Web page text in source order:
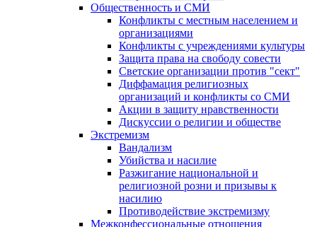
Общественность и СМИ
Конфликты с местным населением и
организациями
Конфликты с учреждениями культуры
Защита права на свободу совести
Светские организации против "сект"
Диффамация религиозных
организаций и конфликты со СМИ
Акции в защиту нравственности
Дискуссии о религии и обществе
Экстремизм
Вандализм
Убийства и насилие
Разжигание национальной и
религиозной розни и призывы к
насилию
Противодействие экстремизму
Межконфессиональные отношения